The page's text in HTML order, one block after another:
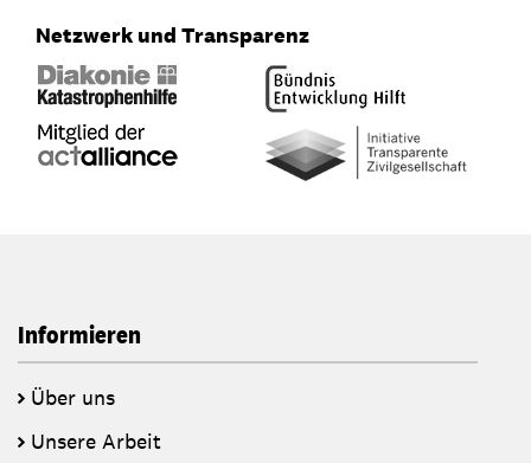
Netzwerk und Transparenz
Informieren
Über uns
Unsere Arbeit